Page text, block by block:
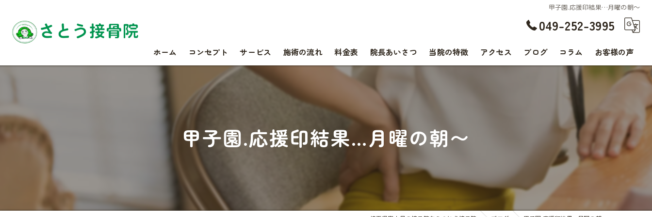
甲子園.応援印結果…月曜の朝〜
049-252-3995
ホーム コンセプト サービス 施術の流れ 料金表 院長あいさつ 当院の特徴
肩こり
スポーツ
アクセス ブログ コラム お客様の声
甲子園.応援印結果…月曜の朝〜